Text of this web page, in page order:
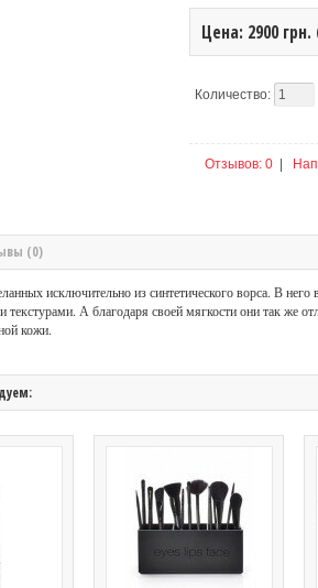
Цена: 2900
Количество:
Отзывов: 0 |
(0)
исключительно из синтетического ворса. В
А благодаря своей мягкости они так же
кожи.